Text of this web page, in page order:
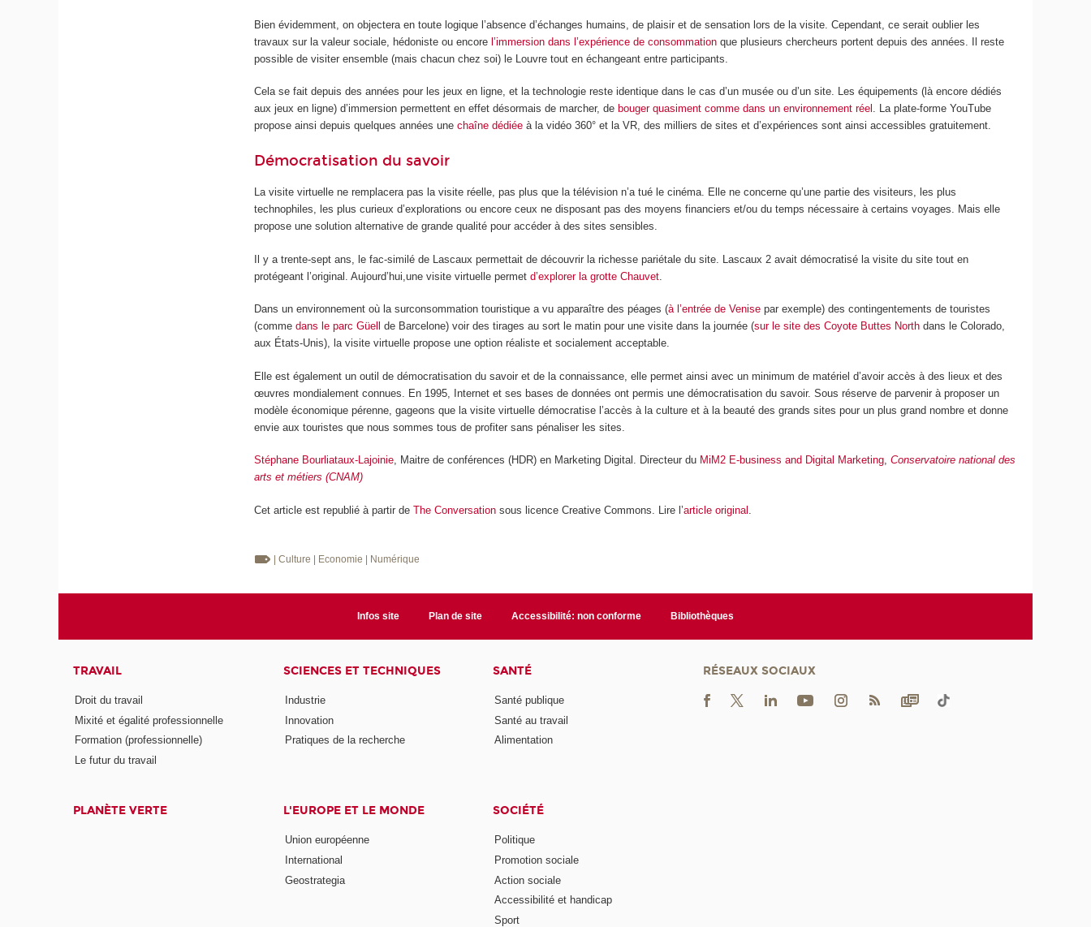
Bien évidemment, on objectera en toute logique l’absence d’échanges humains, de plaisir et de sensation lors de la visite. Cependant, ce serait oublier les
travaux sur la valeur sociale, hédoniste ou encorel’immersion dans l’expérience de consommation que plusieurs chercheurs portent depuis des années. Il reste
possible de visiter ensemble (mais chacun chez soi) le Louvre tout en échangeant entre participants.
Cela se fait depuis des années pour les jeux en ligne, et la technologie reste identique dans le cas d’un musée ou d’un site. Les équipements (là encore dédiés
aux jeux en ligne) d’immersion permettent en effet désormais de marcher, de bouger quasiment comme dans un environnement réel . La plate-forme YouTube
propose ainsi depuis quelques années unechaîne dédiée à la vidéo 360° et la VR, des milliers de sites et d’expériences sont ainsi accessibles gratuitement.
Démocratisation du savoir
La visite virtuelle ne remplacera pas la visite réelle, pas plus que la télévision n’a tué le cinéma. Elle ne concerne qu’une partie des visiteurs, les plus
technophiles, les plus curieux d’explorations ou encore ceux ne disposant pas des moyens financiers et/ou du temps nécessaire à certains voyages. Mais elle
propose une solution alternative de grande qualité pour accéder à des sites sensibles.
Il y a trente-sept ans, le fac-similé de Lascaux permettait de découvrir la richesse pariétale du site. Lascaux 2 avait démocratisé la visite du site tout en
protégeant l’original. Aujourd’hui,une visite virtuelle permetd’explorer la grotte Chauvet
Dans un environnement où la surconsommation touristique a vu apparaître des péages (à l’entrée de Venise par exemple) des contingentements de touristes
(commedans le parc Güell de Barcelone) voir des tirages au sort le matin pour une visite dans la journée (sur le site des Coyote Buttes North dans le Colorado,
aux États-Unis), la visite virtuelle propose une option réaliste et socialement acceptable.
Elle est également un outil de démocratisation du savoir et de la connaissance, elle permet ainsi avec un minimum de matériel d’avoir accès à des lieux et des
œuvres mondialement connues. En 1995, Internet et ses bases de données ont permis une démocratisation du savoir. Sous réserve de parvenir à proposer un
modèle économique pérenne, gageons que la visite virtuelle démocratise l’accès à la culture et à la beauté des grands sites pour un plus grand nombre et donne
envie aux touristes que nous sommes tous de profiter sans pénaliser les sites.
Stéphane Bourliataux-Lajoinie, Maitre de conférences (HDR) en Marketing Digital. Directeur du MiM2 E-business and Digital Marketing,Conservatoire national des
arts et métiers (CNAM)
Cet article est republié à partir deThe Conversation sous licence Creative Commons. Lire l’article original
| Culture | Economie | Numérique
Infos site Plan de site Accessibilité: non conforme Bibliothèques
TRAVAIL
Droit du travail
Mixité et égalité professionnelle
Formation (professionnelle)
Le futur du travail
SCIENCES ET TECHNIQUES
Industrie
Innovation
Pratiques de la recherche
SANTÉ
Santé publique
Santé au travail
Alimentation
PLANÈTE VERTE L'EUROPE ET LE MONDE
Union européenne
International
Geostrategia
SOCIÉTÉ
Politique
Promotion sociale
Action sociale
Accessibilité et handicap
Sport
RÉSEAUX SOCIAUX